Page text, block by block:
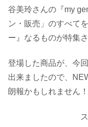
谷美玲さんの『my
ン・販売」のすべて
ー』なるものが特集
登場した商品が、今
出来ましたので、
朗報かもしれません！